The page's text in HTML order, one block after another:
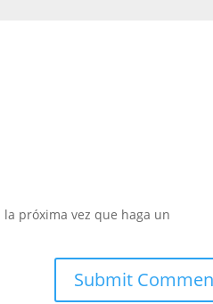
próxima vez que haga un